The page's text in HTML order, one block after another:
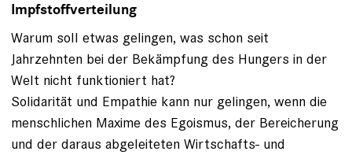
Impfstoffverteilung
Warum soll etwas gelingen, was schon seit
Jahrzehnten bei der Bekämpfung des Hungers in der
Welt nicht funktioniert hat?
Solidarität und Empathie kann nur gelingen, wenn die
menschlichen Maxime des Egoismus, der Bereicherung
und der daraus abgeleiteten Wirtschafts- und